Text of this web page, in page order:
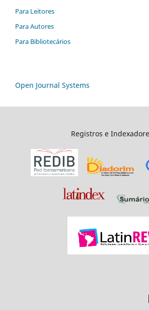
Para Leitores
Para Autores
Para Bibliotecários
Open Journal Systems
Registros e